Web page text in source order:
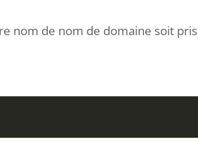
nom de nom de domaine soit pris